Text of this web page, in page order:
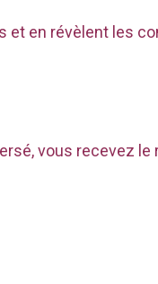
en révèlent les
vous recevez